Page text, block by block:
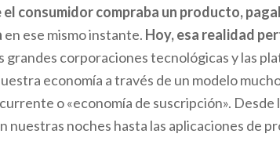
el consumidor compraba un producto,
en ese mismo instante. Hoy, esa realidad
grandes corporaciones tecnológicas y las
economía a través de un modelo
o «economía de suscripción». Desde
noches hasta las aplicaciones de